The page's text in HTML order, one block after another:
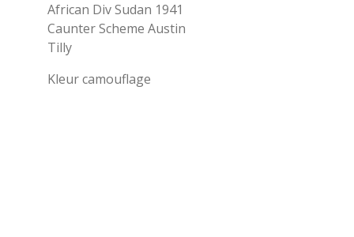
African Div Sudan 1941
Caunter Scheme Austin
Tilly
Kleurcamouflage